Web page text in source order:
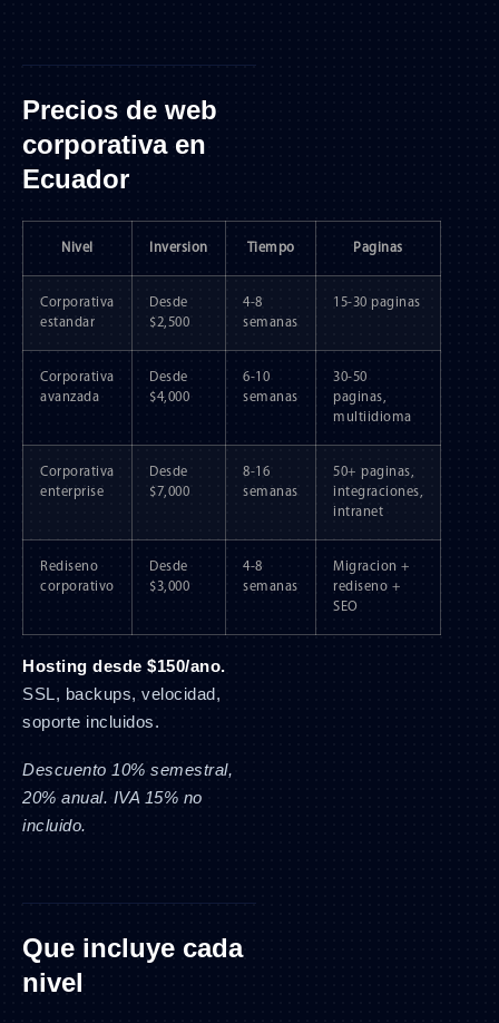
Precios de web
corporativa en
Ecuador
Nivel Inversion Tiempo Paginas
Corporativa
estandar
Desde
$2,500
4-8
semanas
15-30 paginas
Corporativa
avanzada
Desde
$4,000
6-10
semanas
30-50
paginas,
multiidioma
Corporativa
enterprise
Desde
$7,000
8-16
semanas
50+ paginas,
integraciones,
intranet
Rediseno
corporativo
Desde
$3,000
4-8
semanas
Migracion +
rediseno +
SEO
Hosting desde $150/ano.
SSL, backups, velocidad,
soporte incluidos.
Descuento 10% semestral,
20% anual. IVA 15% no
incluido.
Que incluye cada
nivel